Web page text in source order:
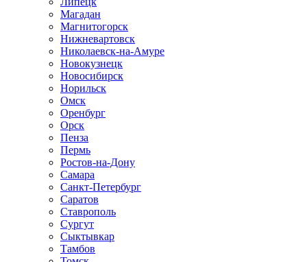
Магадан
Магнитогорск
Нижневартовск
Николаевск-на-Амуре
Новокузнецк
Новосибирск
Норильск
Омск
Оренбург
Орск
Пенза
Пермь
Ростов-на-Дону
Самара
Санкт-Петербург
Саратов
Ставрополь
Сургут
Сыктывкар
Тамбов